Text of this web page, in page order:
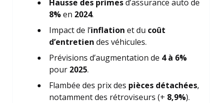
Hausse des primesd’assurance auto de
8%en 2024.
Impact de l’inflation et du coût
d’entretien des véhicules.
Prévisions d’augmentation de 4 à 6%
pour 2025.
Flambée des prix des pièces détachées,
notamment des rétroviseurs (+ 8,9%).